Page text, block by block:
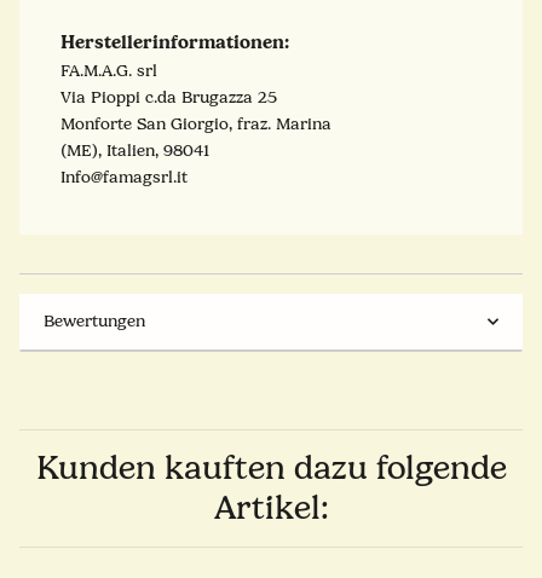
Herstellerinformationen:
FA.M.A.G. srl
Via Pioppi c.da Brugazza 25
Monforte San Giorgio, fraz. Marina
(ME), Italien, 98041
Info@famagsrl.it
Bewertungen
Kunden kauften dazu folgende
Artikel: